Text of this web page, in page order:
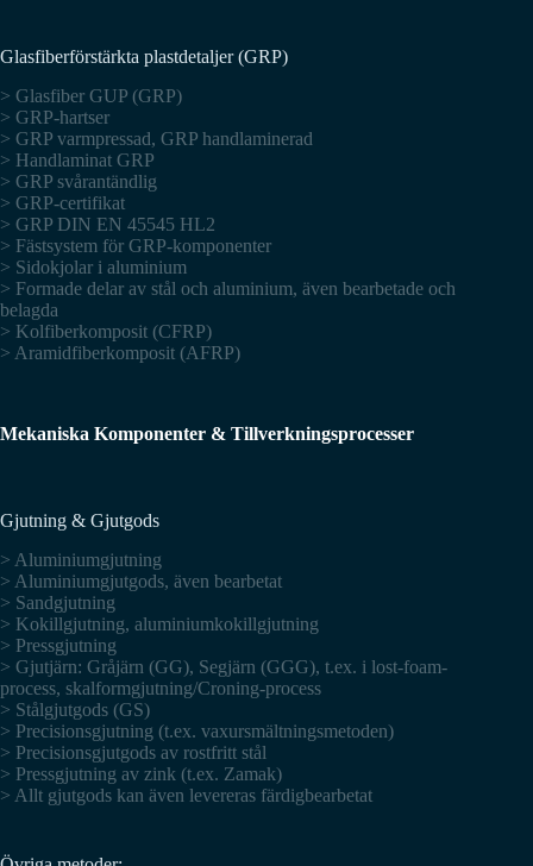
Glasfiberförstärkta plastdetaljer (GRP)
> Glasfiber GUP (GRP)
> GRP-hartser
> GRP varmpressad, GRP handlaminerad
> Handlaminat GRP
> GRP svårantändlig
> GRP-certifikat
> GRP DIN EN 45545 HL2
> Fästsystem för GRP-komponenter
> Sidokjolar i aluminium
> Formade delar av stål och aluminium, även bearbetade och
belagda
> Kolfiberkomposit (CFRP)
> Aramidfiberkomposit (AFRP)
Mekaniska Komponenter & Tillverkningsprocesser
Gjutning & Gjutgods
> Aluminiumgjutning
> Aluminiumgjutgods, även bearbetat
> Sandgjutning
> Kokillgjutning, aluminiumkokillgjutning
> Pressgjutning
> Gjutjärn: Gråjärn (GG), Segjärn (GGG), t.ex. i lost-foam-
process, skalformgjutning/Croning-process
> Stålgjutgods (GS)
> Precisionsgjutning (t.ex. vaxursmältningsmetoden)
> Precisionsgjutgods av rostfritt stål
> Pressgjutning av zink (t.ex. Zamak)
> Allt gjutgods kan även levereras färdigbearbetat